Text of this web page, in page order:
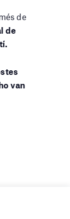
de
de
van